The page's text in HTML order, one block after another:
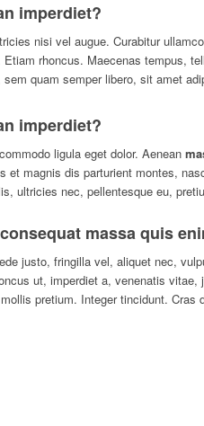
imperdiet?
nisi vel augue. Curabitur
Etiam rhoncus. Maecenas tempus,
sem quam semper libero, sit amet
imperdiet?
ligula eget dolor. Aenean
et magnis dis parturient montes,
ultricies nec, pellentesque eu,
massa quis
justo, fringilla vel, aliquet nec,
ut, imperdiet a, venenatis vitae,
pretium. Integer tincidunt. Cras